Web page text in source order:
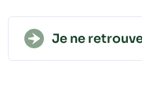
Je ne